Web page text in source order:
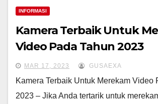
INFORMASI
Kamera Terbaik Untuk
Video Pada Tahun 2023
MAR 17, 2023 GUSAEXA
Kamera Terbaik Untuk Merekam Video
2023 – Jika Anda tertarik untuk